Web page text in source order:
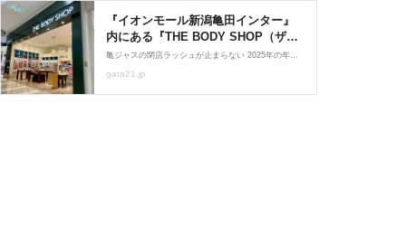
『イオンモール新潟亀田インター』
内にある『THE BODY SHOP（ザボ
ディショップ）』が閉店するらし
い。 : にいがた速報 - 新潟県新潟市の
亀ジャスの閉店ラッシュが止まらない 2025年の年の瀬。 「亀田イオンのボディショップもだよ…」 な悲しみの情報が… Oh my 嘘って言って～～～！！ まだ閉店するお店あるの？！ 早速イオンパトへ…出動～！
gata21.jp